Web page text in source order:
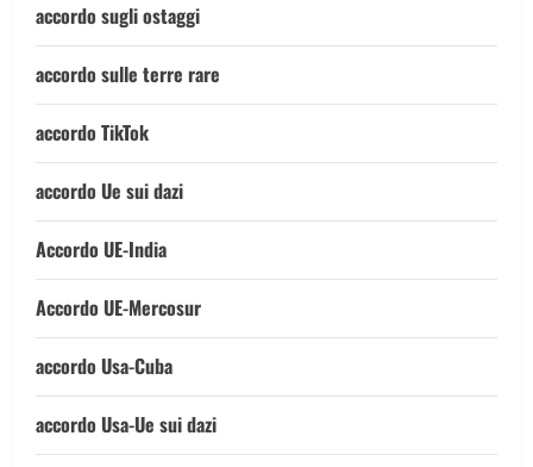
accordo sugli ostaggi
accordo sulle terre rare
accordo TikTok
accordo Ue sui dazi
Accordo UE-India
Accordo UE-Mercosur
accordo Usa-Cuba
accordo Usa-Ue sui dazi